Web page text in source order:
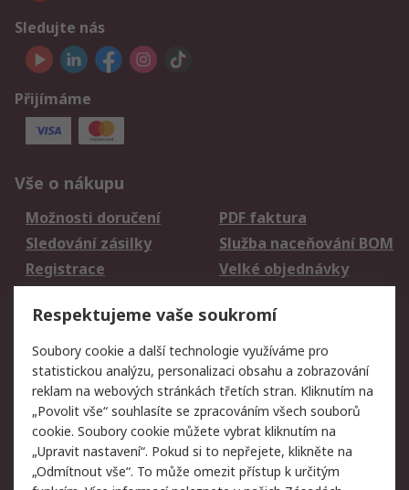
Sledujte nás
Přijímáme
Vše o nákupu
Možnosti doručení
PDF faktura
Sledování zásilky
Služba naceňování BOM
Registrace
Velké objednávky
Právní
Autorská práva
Obchodní podmínky
společnosti RS
Prohlášení o ochraně
údajů
Zabezpečení
elektronické pošty
Zásady pro soubory
Zásady ochrany
Respektujeme vaše soukromí
Soubory cookie a další technologie využíváme pro
statistickou analýzu, personalizaci obsahu a zobrazování
reklam na webových stránkách třetích stran. Kliknutím na
„Povolit vše“ souhlasíte se zpracováním všech souborů
cookie. Soubory cookie můžete vybrat kliknutím na
„Upravit nastavení“. Pokud si to nepřejete, klikněte na
„Odmítnout vše“. To může omezit přístup k určitým